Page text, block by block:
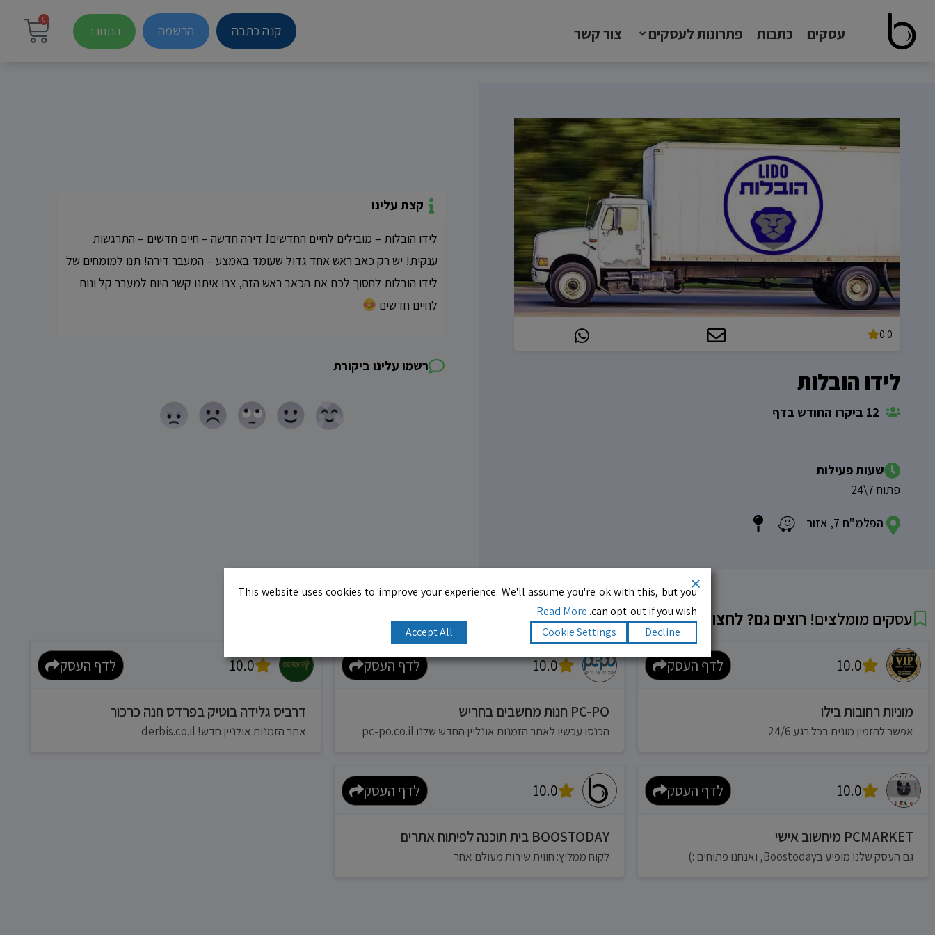
עסקים כתבות פתרונות לעסקים צור קשר קנה כתבה הרשמה התחבר
0
0.0
לידו הובלות
שעות פעילות
פתוח 7\24
הפלמ"ח 7, אזור
קצת עלינו
לידו הובלות – מובילים לחיים החדשים! דירה חדשה – חיים חדשים – התרגשות
ענקית! יש רק כאב ראש אחד גדול שעומד באמצע – המעבר דירה! תנו למומחים של
לידו הובלות לחסוך לכם את הכאב ראש הזה, צרו איתנו קשר היום למעבר קל ונוח
לחיים חדשים
רשמו עלינו ביקורת
עסקים מומלצים! רוצים גם? לחצו כאן
10.0 לדף העסק
מוניות רחובות בילו
אפשר להזמין מונית בכל רגע 24/6
10.0 לדף העסק
PC-PO חנות מחשבים בחריש
הכנסו עכשיו לאתר הזמנות אונליין החדש שלנו pc-po.co.il
10.0 לדף העסק
דרביס גלידה בוטיק בפרדס חנה כרכור
אתר הזמנות אולניין חדש! derbis.co.il
10.0 לדף העסק
PCMARKET מיחשוב אישי
גם העסק שלנו מופיע בBoostoday, ואנחנו פתוחים :)
10.0 לדף העסק
BOOSTODAY בית תוכנה לפיתוח אתרים
לקוח ממליץ: חווית שירות מעולם אחר
This website uses cookies to improve your experience. We'll assume you're ok with this, but you
can opt-out if you wish.
Read More
Decline
Cookie Settings
Accept All